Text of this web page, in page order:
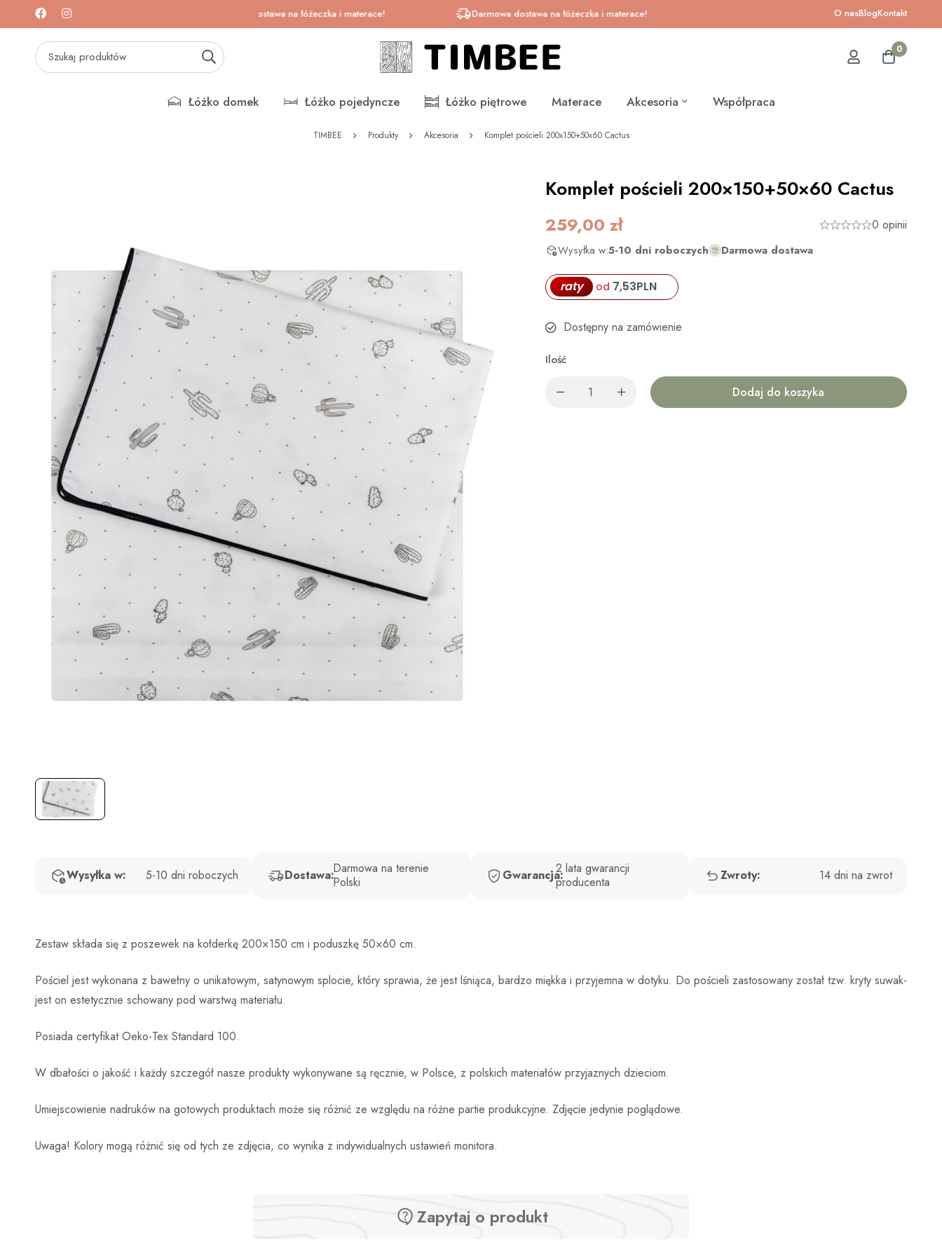
łóżeczka i materace! Darmowa dostawa na łóżeczka i materace! Darmowa dostawa na łóżeczka i materace! O nasBlogKontakt
0
Łóżko domek Łóżko pojedyncze Łóżko piętrowe Materace Akcesoria Współpraca
TIMBEE Produkty Akcesoria Komplet pościeli 200x150+50x60 Cactus
Komplet pościeli 200×150+50×60 Cactus
259,00 zł 0 opinii
Wysyłka w:5-10 dni roboczych Darmowa dostawa
raty od 7,53PLN
Dostępny na zamówienie
Ilość
Dodaj do koszyka
Wysyłka w: 5-10 dni roboczych Dostawa:Darmowa na terenie
Polski
Gwarancja:2 lata gwarancji
producenta
Zwroty: 14 dni na zwrot
Zestaw składa się z poszewek na kołderkę 200×150 cm i poduszkę 50×60 cm.
Pościel jest wykonana z bawełny o unikatowym, satynowym splocie, który sprawia, że jest lśniąca, bardzo miękka i przyjemna w dotyku. Do pościeli zastosowany został tzw. kryty suwak-
jest on estetycznie schowany pod warstwą materiału.
Posiada certyfikat Oeko-Tex Standard 100.
W dbałości o jakość i każdy szczegół nasze produkty wykonywane są ręcznie, w Polsce, z polskich materiałów przyjaznych dzieciom.
Umiejscowienie nadruków na gotowych produktach może się różnić ze względu na różne partie produkcyjne. Zdjęcie jedynie poglądowe.
Uwaga! Kolory mogą różnić się od tych ze zdjęcia, co wynika z indywidualnych ustawień monitora.
Zapytaj o produkt